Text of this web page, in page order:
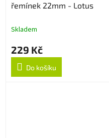
řemínek 22mm - Lotus
Skladem
229 Kč
Do košíku